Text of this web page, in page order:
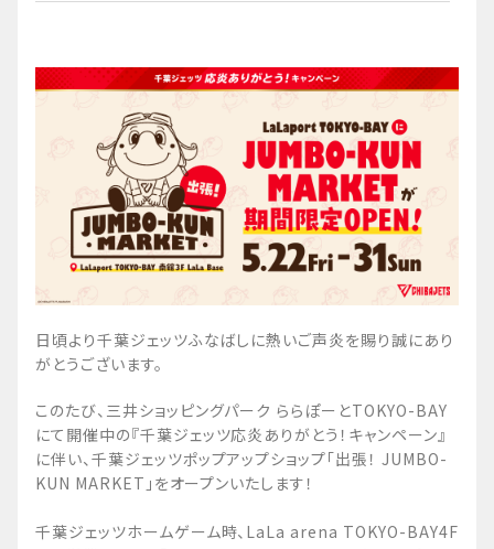
日頃より千葉ジェッツふなばしに熱いご声炎を賜り誠にあり
がとうございます。
このたび、三井ショッピングパーク ららぽーとTOKYO-BAY
にて開催中の『千葉ジェッツ応炎ありがとう！キャンペーン』
に伴い、千葉ジェッツポップアップショップ「出張！ JUMBO-
KUN MARKET」をオープンいたします！
千葉ジェッツホームゲーム時、LaLa arena TOKYO-BAY4F